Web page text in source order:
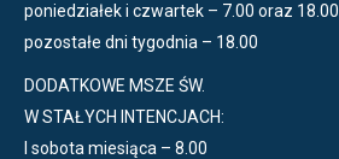
poniedziałek i czwartek – 7.00 oraz 18.00
pozostałe dni tygodnia – 18.00
DODATKOWE MSZE ŚW.
W STAŁYCH INTENCJACH:
I sobota miesiąca – 8.00